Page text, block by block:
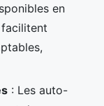
en
: Les auto-